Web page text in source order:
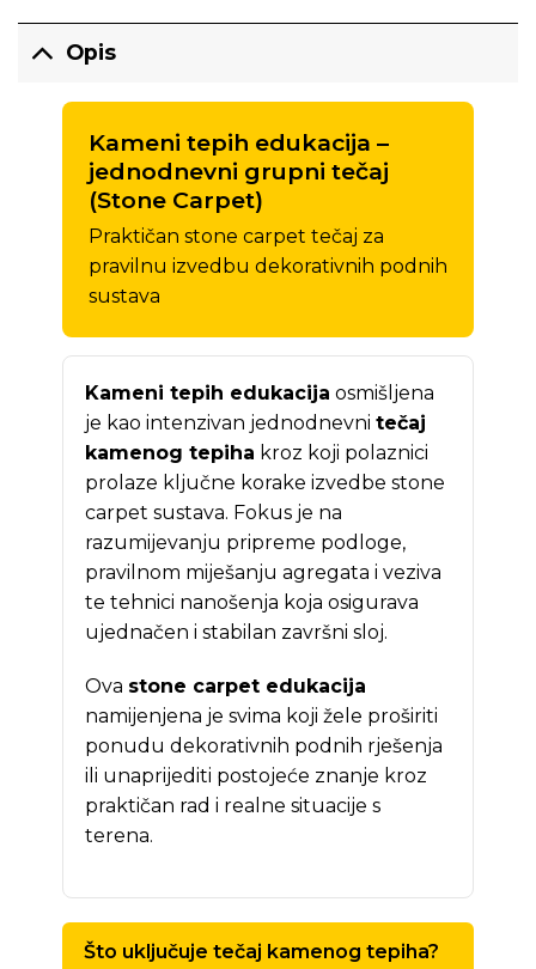
Opis
Kameni tepih edukacija –
jednodnevni grupni tečaj
(Stone Carpet)
Praktičan stone carpet tečaj za
pravilnu izvedbu dekorativnih podnih
sustava
Kameni tepih edukacija osmišljena
je kao intenzivan jednodnevni tečaj
kamenog tepiha kroz koji polaznici
prolaze ključne korake izvedbe stone
carpet sustava. Fokus je na
razumijevanju pripreme podloge,
pravilnom miješanju agregata i veziva
te tehnici nanošenja koja osigurava
ujednačen i stabilan završni sloj.
Ova stone carpet edukacija
namijenjena je svima koji žele proširiti
ponudu dekorativnih podnih rješenja
ili unaprijediti postojeće znanje kroz
praktičan rad i realne situacije s
terena.
Što uključuje tečaj kamenog tepiha?